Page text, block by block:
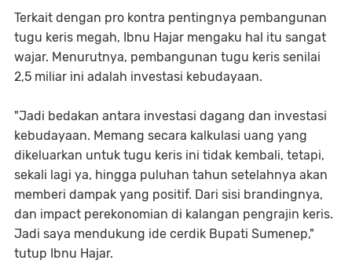
Terkait dengan pro kontra pentingnya pembangunan
tugu keris megah, Ibnu Hajar mengaku hal itu sangat
wajar. Menurutnya, pembangunan tugu keris senilai
2,5 miliar ini adalah investasi kebudayaan.
"Jadi bedakan antara investasi dagang dan investasi
kebudayaan. Memang secara kalkulasi uang yang
dikeluarkan untuk tugu keris ini tidak kembali, tetapi,
sekali lagi ya, hingga puluhan tahun setelahnya akan
memberi dampak yang positif. Dari sisi brandingnya,
dan impact perekonomian di kalangan pengrajin keris.
Jadi saya mendukung ide cerdik Bupati Sumenep,"
tutup Ibnu Hajar.